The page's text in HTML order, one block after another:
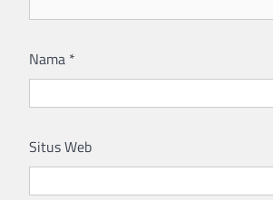
Nama *
Situs Web